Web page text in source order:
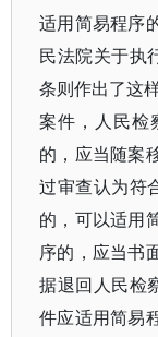
适用简易程序
民法院关于执
条则作出了这
案件，人民检
的，应当随案
过审查认为符
的，可以适用
序的，应当书
据退回人民检
件应适用简易